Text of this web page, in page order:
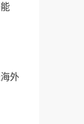
外